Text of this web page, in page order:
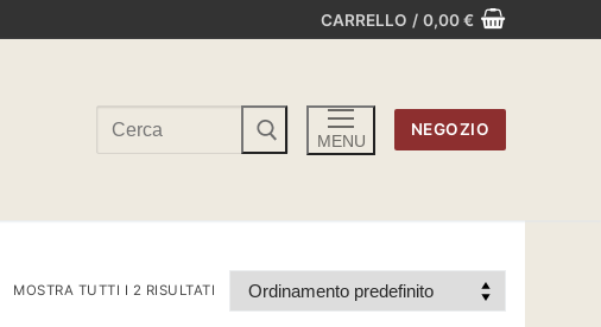
CARRELLO / 0,00€
Cerca:
MENU
NEGOZIO
MOSTRA TUTTI I 2 RISULTATI